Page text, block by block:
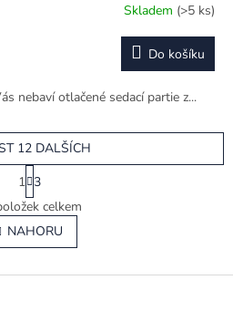
Skladem (>5 ks)
Do košíku
nebaví otlačené sedací partie z...
O
v
l
á
12 DALŠÍCH
S
t
r
á
n
k
v
1 3
celkem
NAHORU